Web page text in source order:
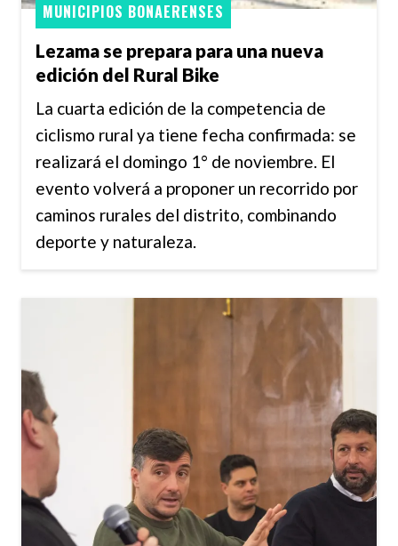
Lezama se prepara para una nueva
edición del Rural Bike
MUNICIPIOS BONAERENSES
La cuarta edición de la competencia de
ciclismo rural ya tiene fecha confirmada: se
realizará el domingo 1° de noviembre. El
evento volverá a proponer un recorrido por
caminos rurales del distrito, combinando
deporte y naturaleza.